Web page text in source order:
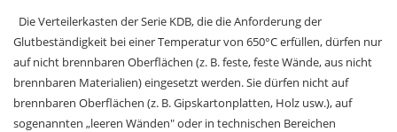
Die Verteilerkasten der Serie KDB, die die Anforderung der
Glutbeständigkeit bei einer Temperatur von 650°C erfüllen, dürfen nur
auf nicht brennbaren Oberflächen (z. B. feste, feste Wände, aus nicht
brennbaren Materialien) eingesetzt werden. Sie dürfen nicht auf
brennbaren Oberflächen (z. B. Gipskartonplatten, Holz usw.), auf
sogenannten „leeren Wänden" oder in technischen Bereichen